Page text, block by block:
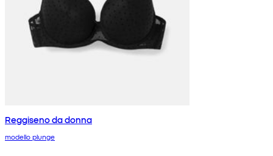
Reggiseno da donna
modello plunge